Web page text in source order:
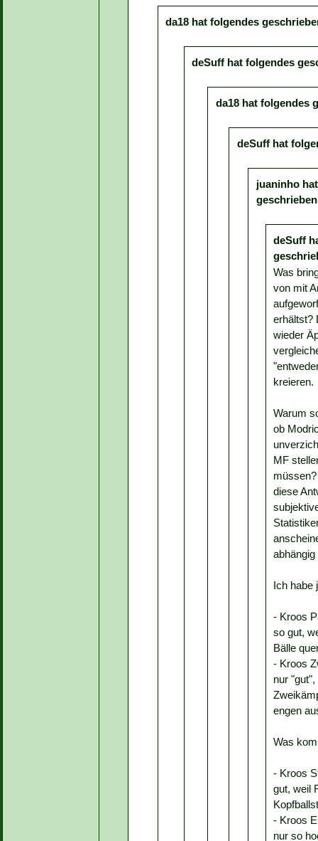
da18 hat folgendes
deSuff hat folgendes
da18 hat folgendes
deSuff hat
juaninho
deSuff
Was
von mit
erhältst?
wieder
kreieren.
Warum
ob
MF
diese
Ich habe
- Kroos
so gut,
Bälle
- Kroos
nur
engen
Was
- Kroos
gut, weil
- Kroos
nur so